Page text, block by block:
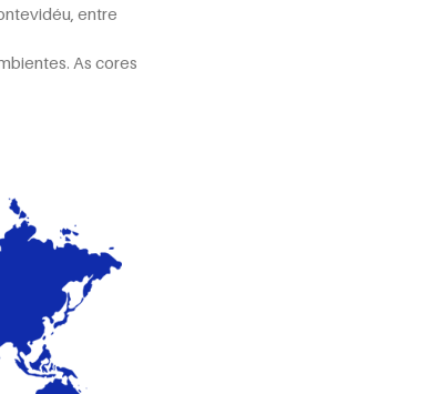
entre
As cores